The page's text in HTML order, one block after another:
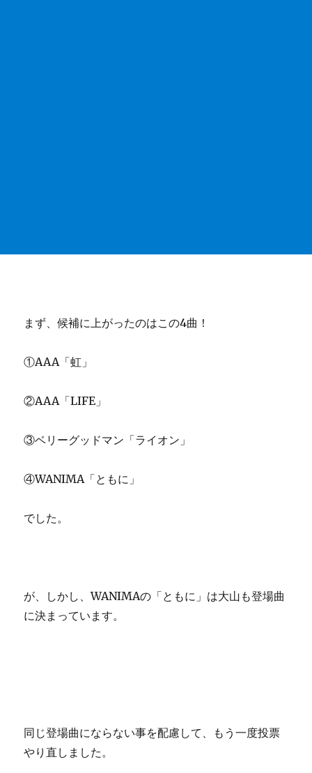
まず、候補に上がったのはこの4曲！
①AAA「虹」
②AAA「LIFE」
③ベリーグッドマン「ライオン」
④WANIMA「ともに」
でした。
が、しかし、WANIMAの「ともに」は大山も登場曲
に決まっています。
同じ登場曲にならない事を配慮して、もう一度投票
やり直しました。